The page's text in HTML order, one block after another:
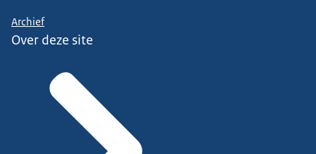
Archief
Over deze site